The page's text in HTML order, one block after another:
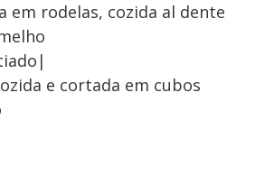
em rodelas, cozida al dente
e cortada em cubos